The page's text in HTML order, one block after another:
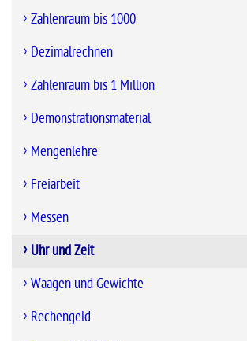
Zahlenraum bis 1000
Dezimalrechnen
Zahlenraum bis 1 Million
Demonstrationsmaterial
Mengenlehre
Freiarbeit
Messen
Uhr und Zeit
Waagen und Gewichte
Rechengeld